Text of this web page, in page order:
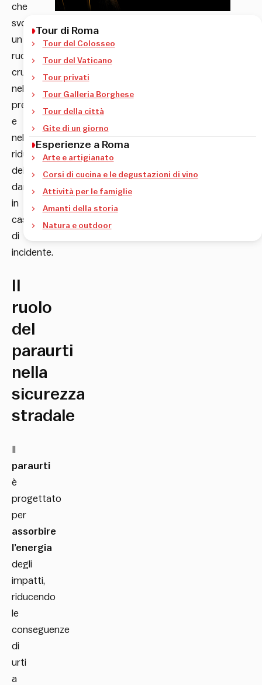
che
svolgono
un
ruolo
cruciale
nella
prevenzione
e
nella
riduzione
dei
danni
in
caso
di
incidente.
ruolo
del
paraurti
nella
sicurezza
stradale
paraurti
è
progettato
per
assorbire
l’energia
degli
impatti,
riducendo
le
conseguenze
di
urti
a
Tour di Roma
Tour del Colosseo
Tour del Vaticano
Tour privati
Tour Galleria Borghese
Tour della città
Gite di un giorno
Esperienze a Roma
Arte e artigianato
Corsi di cucina e le degustazioni di vino
Attività per le famiglie
Amanti della storia
Natura e outdoor